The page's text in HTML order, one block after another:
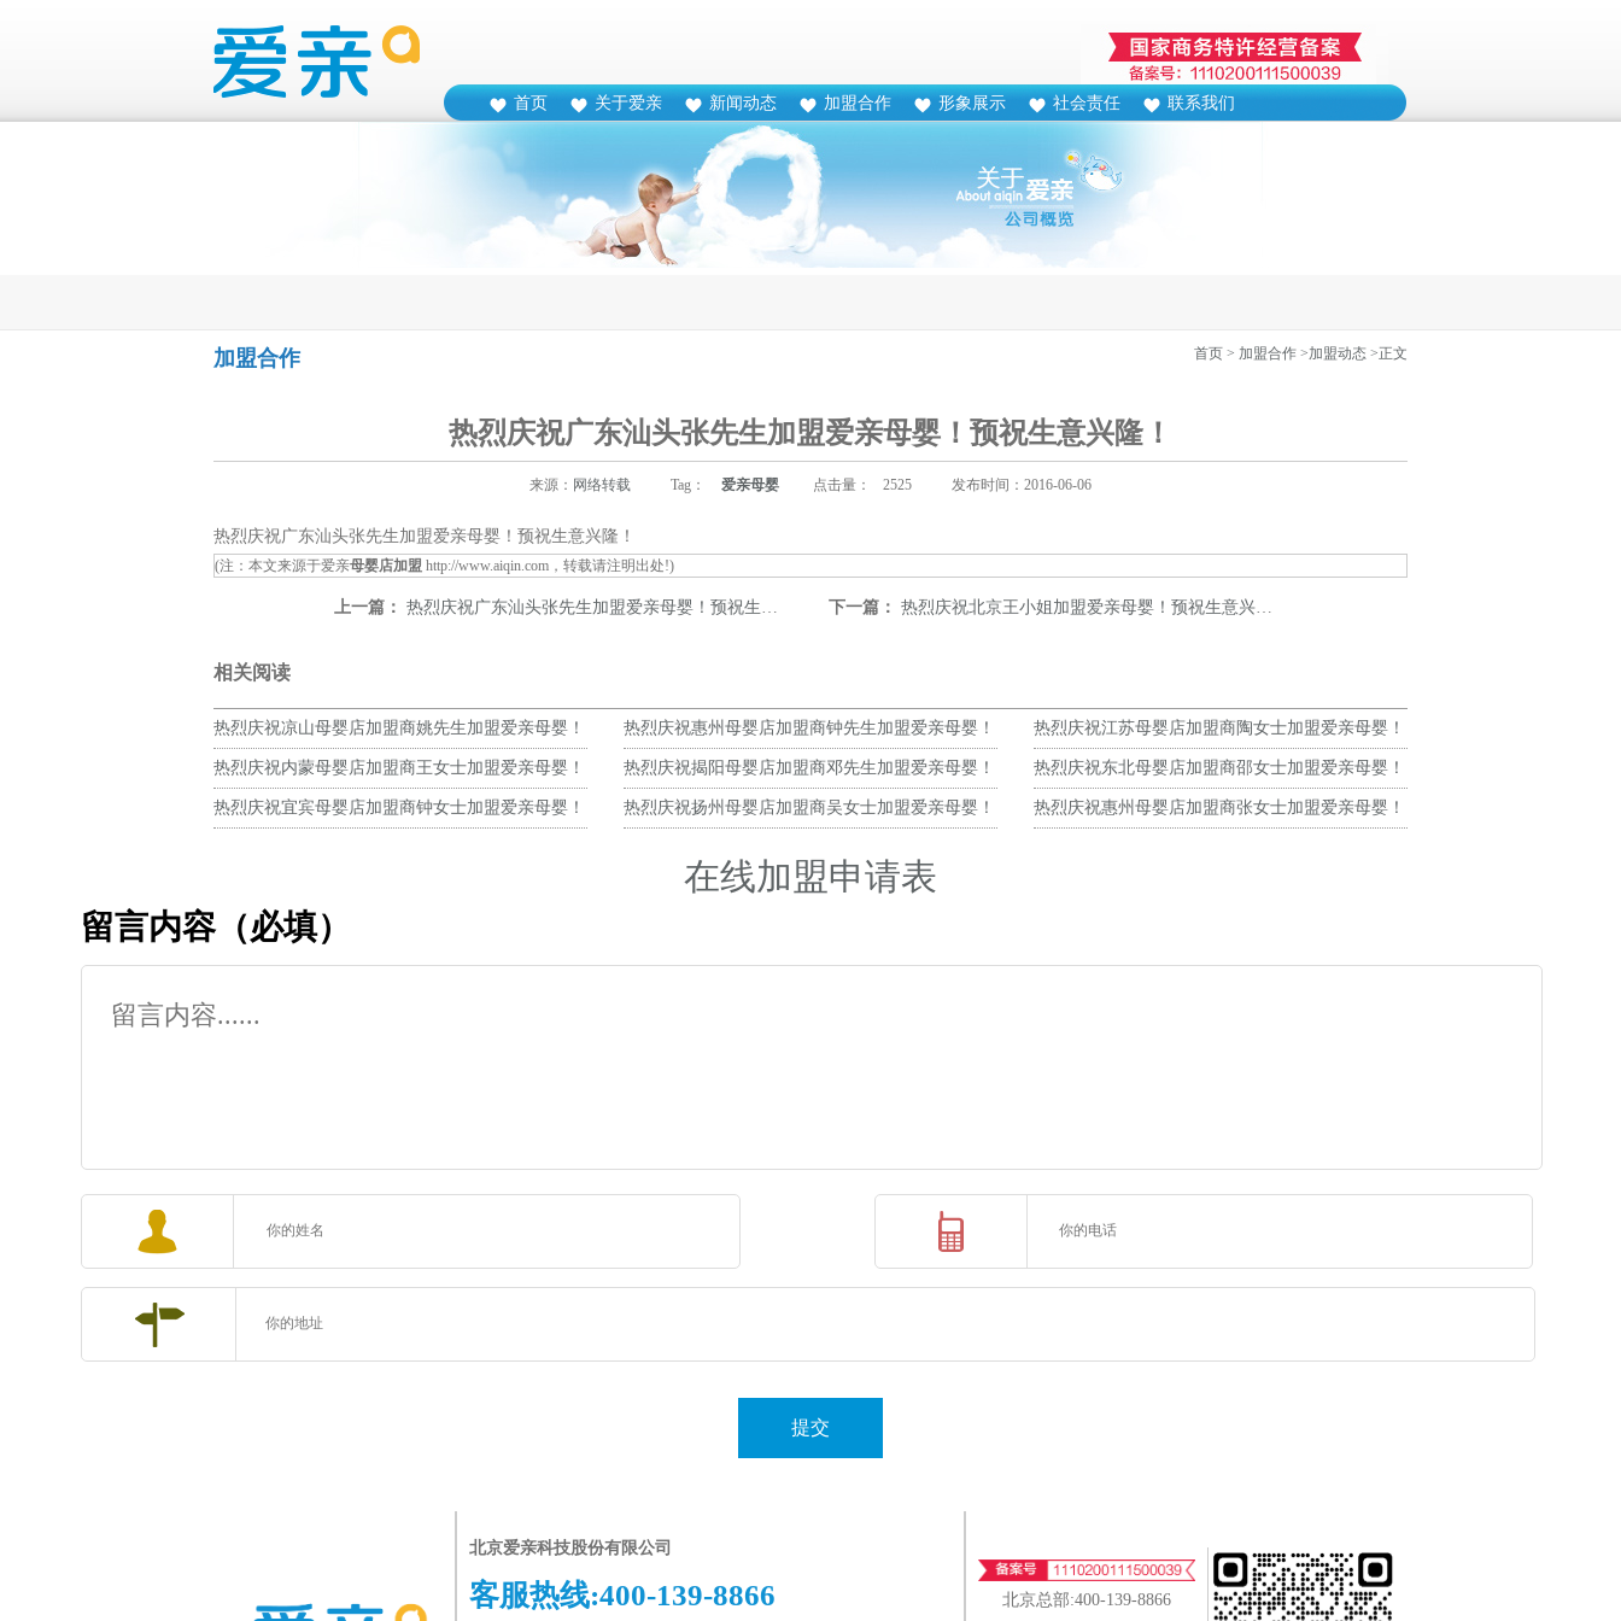
首页 关于爱亲 新闻动态 加盟合作 形象展示 社会责任 联系我们
加盟合作 首页 > 加盟合作 >加盟动态 >正文
热烈庆祝广东汕头张先生加盟爱亲母婴！预祝生意兴隆！
来源： 网络转载 Tag： 爱亲母婴 点击量： 2525 发布时间：2016-06-06
热烈庆祝广东汕头张先生加盟爱亲母婴！预祝生意兴隆！
(注：本文来源于爱亲母婴店加盟 http://www.aiqin.com ，转载请注明出处!)
上一篇： 热烈庆祝广东汕头张先生加盟爱亲母婴！预祝生意兴隆！ 下一篇： 热烈庆祝北京王小姐加盟爱亲母婴！预祝生意兴隆！
相关阅读
热烈庆祝凉山母婴店加盟商姚先生加盟爱亲母婴！
预祝生意兴隆！
热烈庆祝惠州母婴店加盟商钟先生加盟爱亲母婴！
预祝生意兴隆！
热烈庆祝江苏母婴店加盟商陶女士加盟爱亲母婴！
预祝生意兴隆！
热烈庆祝内蒙母婴店加盟商王女士加盟爱亲母婴！
预祝生意兴隆！
热烈庆祝揭阳母婴店加盟商邓先生加盟爱亲母婴！
预祝生意兴隆！
热烈庆祝东北母婴店加盟商邵女士加盟爱亲母婴！
预祝生意兴隆！
热烈庆祝宜宾母婴店加盟商钟女士加盟爱亲母婴！ 热烈庆祝扬州母婴店加盟商吴女士加盟爱亲母婴！ 热烈庆祝惠州母婴店加盟商张女士加盟爱亲母婴！
在线加盟申请表
留言内容（必填）
提交
北京爱亲科技股份有限公司
客服热线:400-139-8866 北京总部:400-139-8866